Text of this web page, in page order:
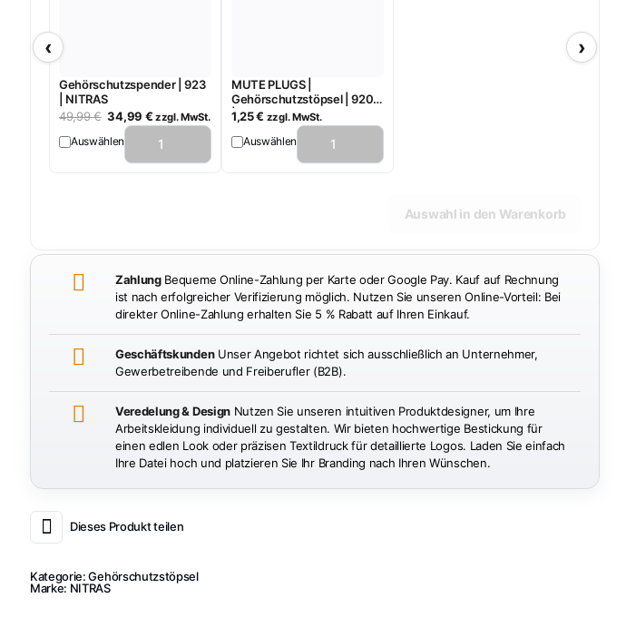
‹
Gehörschutzspender | 923
| NITRAS
49,99€ Ursprünglicher
Preis
war:
49,99 €
34,99 €Aktueller
ist:
34,99 €.
zzgl. MwSt.
Auswählen
MUTE PLUGS |
Gehörschutzstöpsel | 9203
| Nitras
1,25€ zzgl. MwSt.
Auswählen
›
Auswahl in den Warenkorb
ZahlungBequeme Online-Zahlung per Karte oder Google Pay. Kauf auf Rechnung
ist nach erfolgreicher Verifizierung möglich. Nutzen Sie unseren Online-Vorteil: Bei
direkter Online-Zahlung erhalten Sie 5 % Rabatt auf Ihren Einkauf.
GeschäftskundenUnser Angebot richtet sich ausschließlich an Unternehmer,
Gewerbetreibende und Freiberufler (B2B).
Veredelung & DesignNutzen Sie unseren intuitiven Produktdesigner, um Ihre
Arbeitskleidung individuell zu gestalten. Wir bieten hochwertige Bestickung für
einen edlen Look oder präzisen Textildruck für detaillierte Logos. Laden Sie einfach
Ihre Datei hoch und platzieren Sie Ihr Branding nach Ihren Wünschen.
Dieses Produkt teilen
Kategorie:Gehörschutzstöpsel
Marke: NITRAS